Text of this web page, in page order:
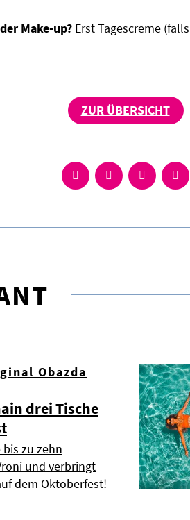
Make-up? Erst Tagescreme
ZUR ÜBERSICHT
Obazda
drei Tische
zu zehn
und verbringt
dem Oktoberfest!